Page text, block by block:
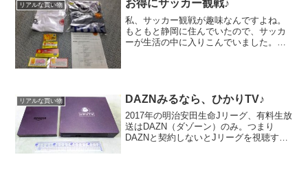
リアルな買い物 お得にサッカー観戦♪
私、サッカー観戦が趣味なんですよね。
もともと静岡に住んでいたので、サッカ
ーが生活の中に入りこんでいました。で
リアルな買い物 DAZNみるなら、ひかりTV♪
2017年の明治安田生命Jリーグ、有料生放
送はDAZN（ダゾーン）のみ。つまり
DAZNと契約しないとJリーグを視聴する